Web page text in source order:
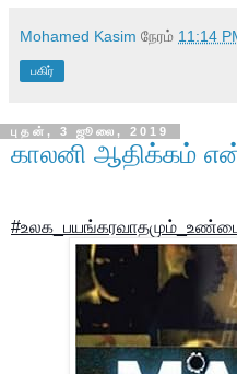
Mohamed Kasim நேரம் 11:14
பகிர்
புதன், 3 ஜூலை, 2019
காலனி ஆதிக்கம்